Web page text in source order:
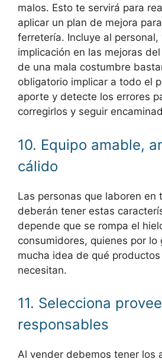
malos. Esto te servirá para
aplicar un plan de mejora
ferretería. Incluye al
implicación en las mejoras
de una mala costumbre
obligatorio implicar a todo el
aporte y detecte los errores
corregirlos y seguir
10. Equipo amable,
cálido
Las personas que laboren en
deberán tener estas
depende que se rompa el
consumidores, quienes por lo
mucha idea de qué
necesitan.
11. Selecciona
responsables
Al vender debemos tener los